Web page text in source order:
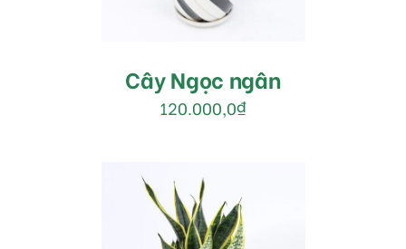
Cây Ngọc ngân
120.000,0₫